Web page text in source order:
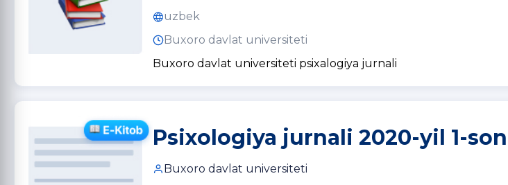
uzbek
Buxoro davlat universiteti
Buxoro davlat universiteti psixalogiya jurnali
Psixologiya jurnali 2020-yil 1-son
Buxoro davlat universiteti